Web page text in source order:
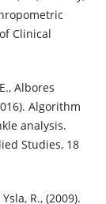
Clinical
Albores
Algorithm
analysis.
Studies, 18
R., (2009).